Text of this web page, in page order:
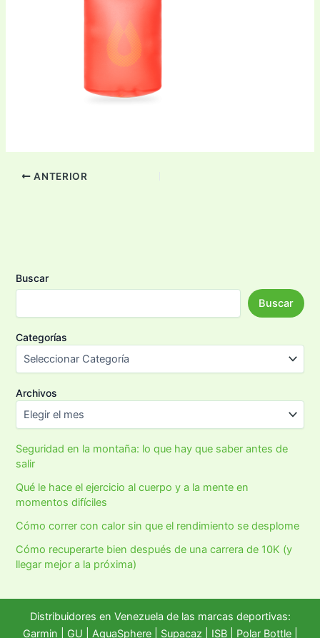
ANTERIOR
Buscar
Buscar
Categorías
Archivos
Seguridad en la montaña: lo que hay que saber antes de
salir
Qué le hace el ejercicio al cuerpo y a la mente en
momentos difíciles
Cómo correr con calor sin que el rendimiento se desplome
Cómo recuperarte bien después de una carrera de 10K (y
llegar mejor a la próxima)
Distribuidores en Venezuela de las marcas deportivas:
Garmin
GU AquaSphere| Supacaz | ISB | Polar Bottle|